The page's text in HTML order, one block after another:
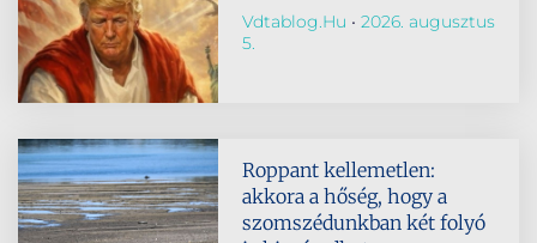
Vdtablog.hu
2026. augusztus
5.
Roppant kellemetlen:
akkora a hőség, hogy a
szomszédunkban két folyó